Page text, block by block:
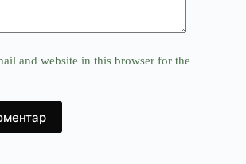
and website in this browser for the